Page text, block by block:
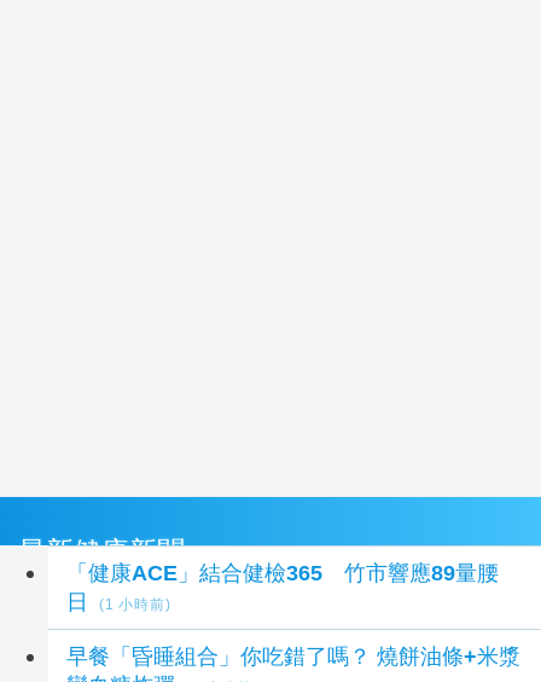
最新健康新聞
「健康ACE」結合健檢365 竹市響應89量腰
日
(1 小時前)
早餐「昏睡組合」你吃錯了嗎？ 燒餅油條+米漿